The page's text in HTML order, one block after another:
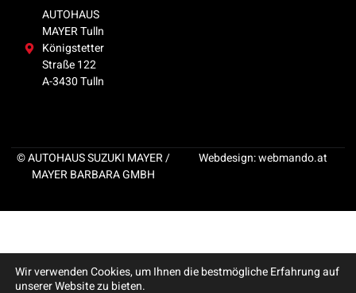
AUTOHAUS
MAYER Tulln
Königstetter
Straße 122
A-3430 Tulln
© AUTOHAUS SUZUKI MAYER /
MAYER BARBARA GMBH
Webdesign:webmando.at
Wir verwenden Cookies, um Ihnen die bestmögliche Erfahrung auf
unserer Website zu bieten.